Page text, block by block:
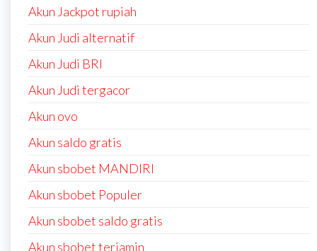
Akun Jackpot rupiah
Akun Judi alternatif
Akun Judi BRI
Akun Judi tergacor
Akun ovo
Akun saldo gratis
Akun sbobet MANDIRI
Akun sbobet Populer
Akun sbobet saldo gratis
Akun sbobet terjamin